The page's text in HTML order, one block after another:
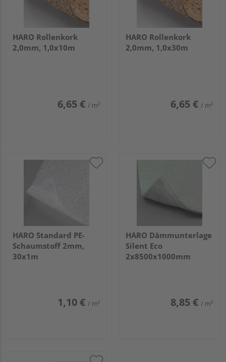
HARO Rollenkork
2,0mm, 1,0x10m
6,65 € / m²
HARO Rollenkork
2,0mm, 1,0x30m
6,65 € / m²
HARO Standard PE-
Schaumstoff 2mm,
30x1m
1,10 € / m²
HARO Dämmunterlage
Silent Eco
2x8500x1000mm
8,85 € / m²